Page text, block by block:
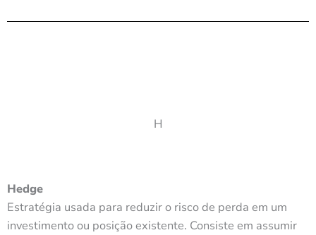
H
Hedge
Estratégia usada para reduzir o risco de perda em um
investimento ou posição existente. Consiste em assumir